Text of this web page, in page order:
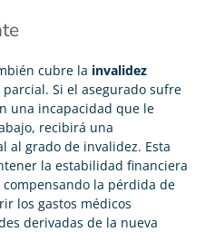
cubre la invalidez
parcial. Si el asegurado sufre
una incapacidad que le
recibirá una
al grado de invalidez. Esta
la estabilidad financiera
la pérdida de
los gastos médicos
derivadas de la nueva